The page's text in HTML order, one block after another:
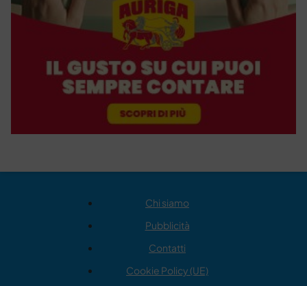
Chi siamo
Pubblicità
Contatti
Cookie Policy (UE)